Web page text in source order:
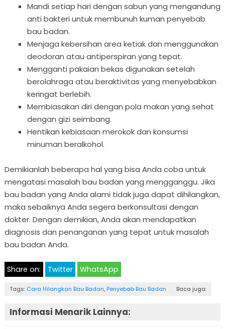
Mandi setiap hari dengan sabun yang mengandung
anti bakteri untuk membunuh kuman penyebab
bau badan.
Menjaga kebersihan area ketiak dan menggunakan
deodoran atau antiperspiran yang tepat.
Mengganti pakaian bekas digunakan setelah
berolahraga atau beraktivitas yang menyebabkan
keringat berlebih.
Membiasakan diri dengan pola makan yang sehat
dengan gizi seimbang.
Hentikan kebiasaan merokok dan konsumsi
minuman beralkohol.
Demikianlah beberapa hal yang bisa Anda coba untuk
mengatasi masalah bau badan yang mengganggu. Jika
bau badan yang Anda alami tidak juga dapat dihilangkan,
maka sebaiknya Anda segera berkonsultasi dengan
dokter. Dengan demikian, Anda akan mendapatkan
diagnosis dan penanganan yang tepat untuk masalah
bau badan Anda.
Share on: Twitter WhatsApp
Tags: Cara Hilangkan Bau Badan, Penyebab Bau Badan Baca juga:
Informasi Menarik Lainnya: